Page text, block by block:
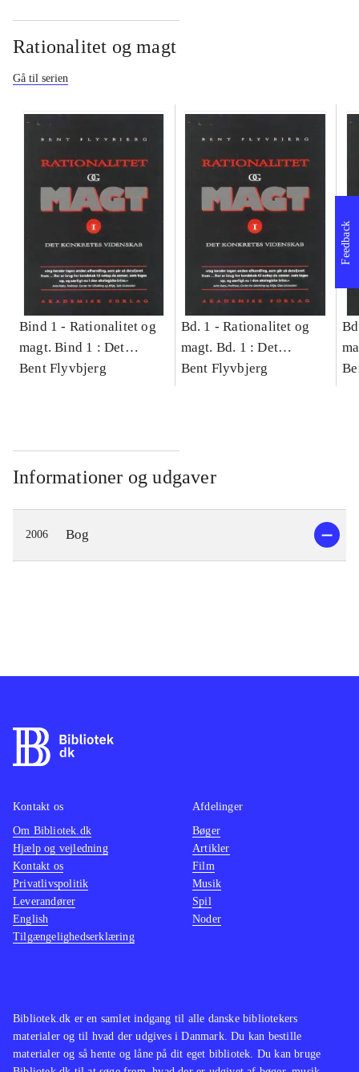
Rationalitet og magt
Gå til serien
Bind 1 - Rationalitet og
magt. Bind 1 : Det
konkretes videnskab
Bent Flyvbjerg
Bd. 1 -Rationalitet og
magt. Bd. 1 : Det
konkretes videnskab
Bent Flyvbjerg
Informationer og udgaver
2006 Bog
Feedback
Bibliotek.dk er en samlet indgang til alle danske bibliotekers
materialer og til hvad der udgives i Danmark. Du kan bestille
materialer og så hente og låne på dit eget bibliotek. Du kan bruge
Kontakt os
Om Bibliotek.dk
Hjælp og vejledning
Kontakt os
Privatlivspolitik
Leverandører
English
Tilgængelighedserklæring
Afdelinger
Bøger
Artikler
Film
Musik
Spil
Noder